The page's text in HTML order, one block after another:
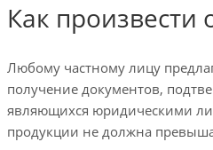
Как
Любому частному лицу
получение документов,
являющихся юридическими
продукции не должна